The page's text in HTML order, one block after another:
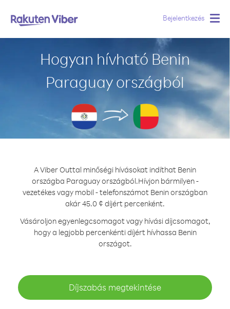
Bejelentkezés
Hogyan hívható Benin
Paraguay országból
A Viber Outtal minőségi hívásokat indíthat Benin
országba Paraguay országból.Hívjon bármilyen -
vezetékes vagy mobil - telefonszámot Benin országban
akár 45.0 ¢ díjért percenként.
Vásároljon egyenlegcsomagot vagy hívási díjcsomagot,
hogy a legjobb percenkénti díjért hívhassa Benin
országot.
Díjszabás megtekintése